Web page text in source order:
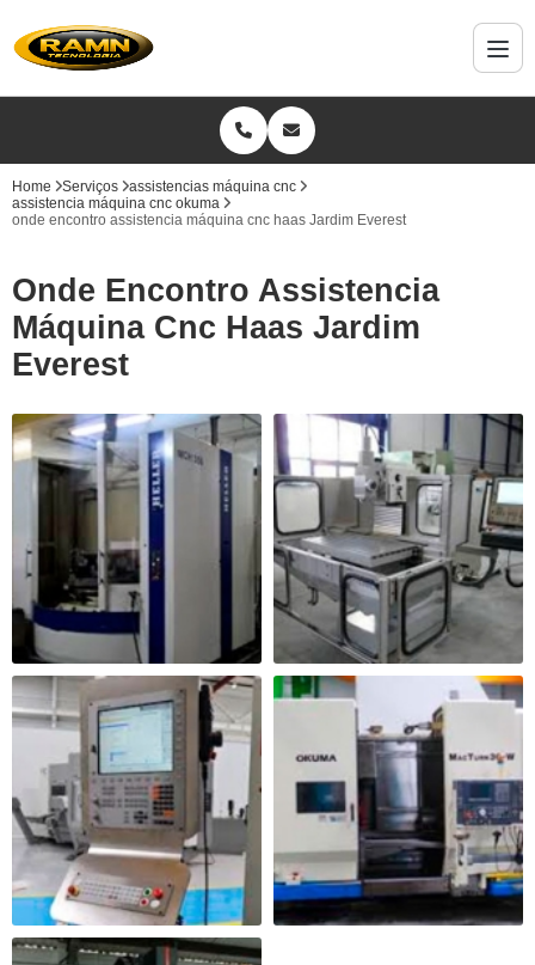
Home Serviços
assistencias máquina cnc
assistencia máquina cnc okuma
onde encontro assistencia máquina cnc haas Jardim Everest
Onde Encontro Assistencia
Máquina Cnc Haas Jardim
Everest